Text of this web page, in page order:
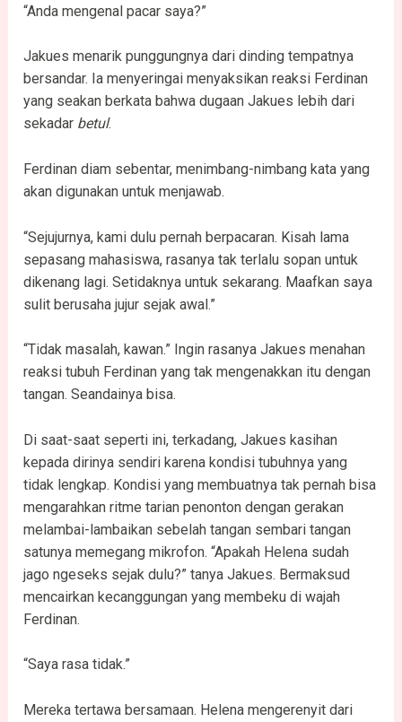
“Anda mengenal pacar saya?”
Jakues menarik punggungnya dari dinding tempatnya
bersandar. Ia menyeringai menyaksikan reaksi Ferdinan
yang seakan berkata bahwa dugaan Jakues lebih dari
sekadar betul.
Ferdinan diam sebentar, menimbang-nimbang kata yang
akan digunakan untuk menjawab.
“Sejujurnya, kami dulu pernah berpacaran. Kisah lama
sepasang mahasiswa, rasanya tak terlalu sopan untuk
dikenang lagi. Setidaknya untuk sekarang. Maafkan saya
sulit berusaha jujur sejak awal.”
“Tidak masalah, kawan.” Ingin rasanya Jakues menahan
reaksi tubuh Ferdinan yang tak mengenakkan itu dengan
tangan. Seandainya bisa.
Di saat-saat seperti ini, terkadang, Jakues kasihan
kepada dirinya sendiri karena kondisi tubuhnya yang
tidak lengkap. Kondisi yang membuatnya tak pernah bisa
mengarahkan ritme tarian penonton dengan gerakan
melambai-lambaikan sebelah tangan sembari tangan
satunya memegang mikrofon. “Apakah Helena sudah
jago ngeseks sejak dulu?” tanya Jakues. Bermaksud
mencairkan kecanggungan yang membeku di wajah
Ferdinan.
“Saya rasa tidak.”
Mereka tertawa bersamaan. Helena mengerenyit dari